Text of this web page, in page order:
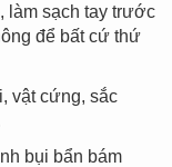
làm sạch tay trước
để bất cứ thứ
vật cứng, sắc
bụi bẩn bám